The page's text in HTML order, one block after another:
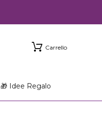
Carrello
🎁 Idee Regalo